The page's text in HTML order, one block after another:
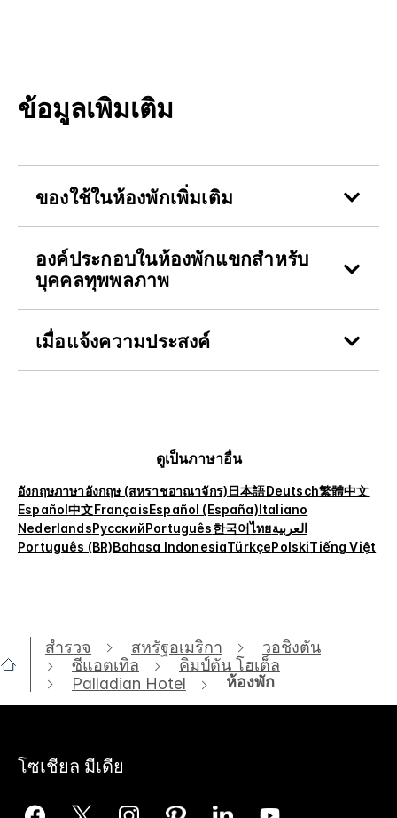
ข้อมูลเพิ่มเติม
ของใช้ในห้องพักเพิ่มเติม
องค์ประกอบในห้องพักแขกสำหรับ
บุคคลทุพพลภาพ
เมื่อแจ้งความประสงค์
ดูเป็นภาษาอื่น
อังกฤษภาษาอังกฤษ (สหราชอาณาจักร)日本語Deutsch繁體中文
Español中文FrançaisEspañol (España)Italiano
NederlandsРусскийPortuguês한국어ไทยالعربية
Português (BR)Bahasa IndonesiaTürkçePolskiTiếng Việt
สำรวจ สหรัฐอเมริกา
วอชิงตัน
ซีแอตเทิล
คิมป์ตัน โฮเต็ล
Palladian Hotel
ห้องพัก
โซเชียล มีเดีย